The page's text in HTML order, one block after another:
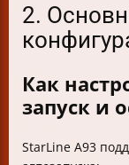
2.
Как
запуск и
StarLine A93